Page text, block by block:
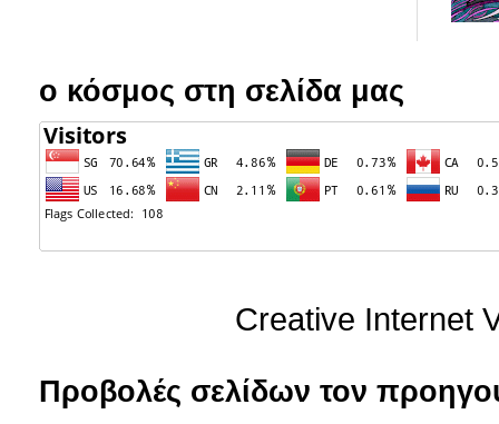
ο κόσμος στη σελίδα μας
Creative Internet
Προβολές σελίδων τον